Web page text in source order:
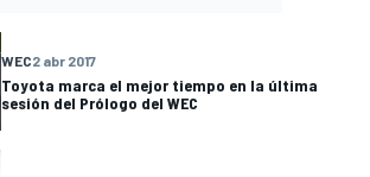
WEC2 abr 2017
Toyota marca el mejor tiempo en la última
sesión del Prólogo del WEC